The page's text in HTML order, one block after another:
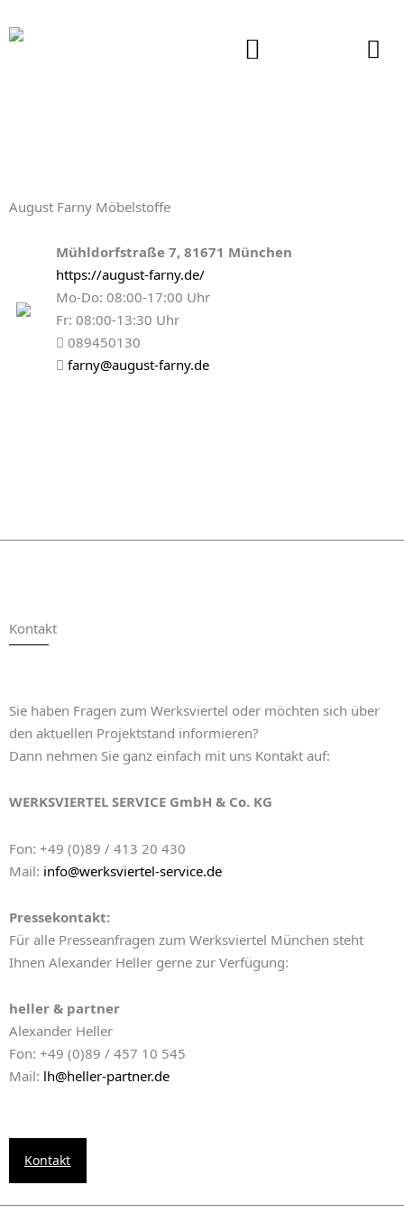
Inhalt
August Farny Möbelstoffe
Mühldorfstraße 7, 81671 München
https://august-farny.de/
Mo-Do: 08:00-17:00 Uhr
Fr: 08:00-13:30 Uhr
089450130
farny@august-farny.de
Kontakt
Sie haben Fragen zum Werksviertel oder möchten sich über
den aktuellen Projektstand informieren?
Dann nehmen Sie ganz einfach mit uns Kontakt auf:
WERKSVIERTEL SERVICE GmbH & Co. KG
Fon: +49 (0)89 / 413 20 430
Mail: info@werksviertel-service.de
Pressekontakt:
Für alle Presseanfragen zum Werksviertel München steht
Ihnen Alexander Heller gerne zur Verfügung:
heller & partner
Alexander Heller
Fon: +49 (0)89 / 457 10 545
Mail: lh@heller-partner.de
Kontakt